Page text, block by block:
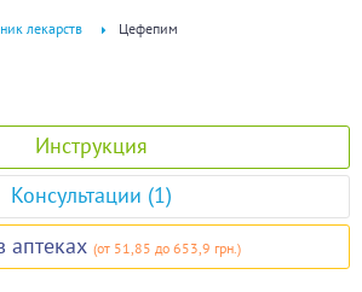
лекарств Цефепим
Инструкция
Консультации (1)
аптеках (от 51,85 до 653,9 грн.)